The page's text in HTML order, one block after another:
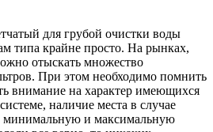
для грубой очистки воды
типа крайне просто. На рынках,
отыскать множество
При этом необходимо помнить
внимание на характер имеющихся
наличие места в случае
минимальную и максимальную